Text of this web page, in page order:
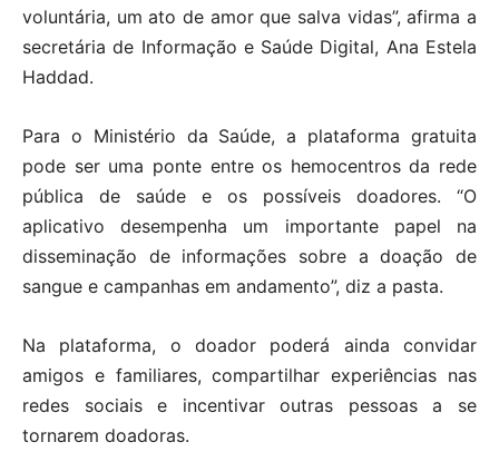
voluntária, um ato de amor que salva vidas”, afirma a
secretária de Informação e Saúde Digital, Ana Estela
Haddad.
Para o Ministério da Saúde, a plataforma gratuita
pode ser uma ponte entre os hemocentros da rede
pública de saúde e os possíveis doadores. “O
aplicativo desempenha um importante papel na
disseminação de informações sobre a doação de
sangue e campanhas em andamento”, diz a pasta.
Na plataforma, o doador poderá ainda convidar
amigos e familiares, compartilhar experiências nas
redes sociais e incentivar outras pessoas a se
tornarem doadoras.